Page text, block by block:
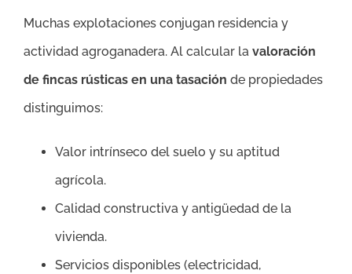
Muchas explotaciones conjugan residencia y
actividad agroganadera. Al calcular la valoración
de fincas rústicas en una tasación de propiedades
distinguimos:
Valor intrínseco del suelo y su aptitud
agrícola.
Calidad constructiva y antigüedad de la
vivienda.
Servicios disponibles (electricidad,